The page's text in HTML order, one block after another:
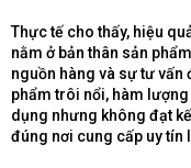
Thực tế cho thấy, hiệu
nằm ở bản thân sản
nguồn hàng và sự tư
phẩm trôi nổi, hàm
dụng nhưng không đạt
đúng nơi cung cấp uy tín